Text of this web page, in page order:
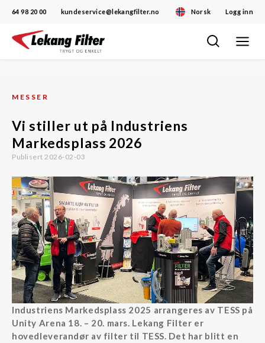
Norsk Logg inn
64 98 20 00 kundeservice@lekangfilter.no
Skip
Toggle
MESSER
Vi stiller ut på Industriens
Markedsplass 2026
Publisert 2026-02-03
Industriens Markedsplass 2025 arrangeres av TESS på
Unity Arena 18. – 20. mars. Lekang Filter er
hovedleverandør av filter til TESS. Det har blitt en